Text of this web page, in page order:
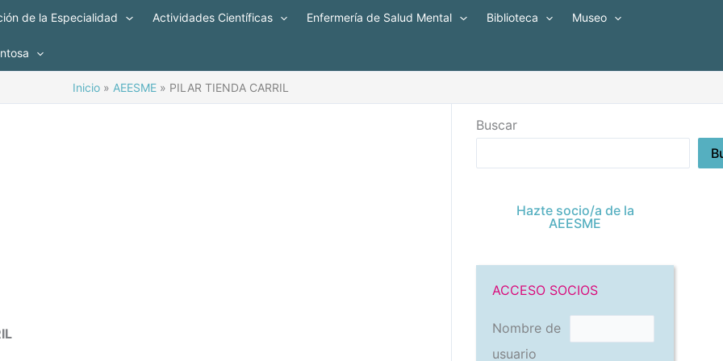
de la Especialidad Actividades Científicas Enfermería de Salud Mental Biblioteca Museo
Inicio AEESME PILAR TIENDA CARRIL
Buscar
Hazte socio/a de la
AEESME
ACCESO SOCIOS
Nombre de
usuario